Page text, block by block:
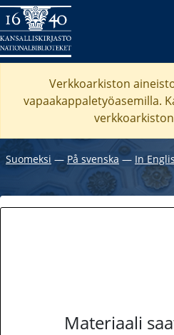
Verkkoarkiston
vapaakappaletyöasemilla.
Suomeksi ― På svenska― In
Materiaali